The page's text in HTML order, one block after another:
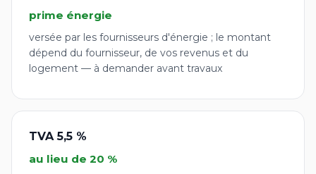
prime énergie
versée par les fournisseurs d'énergie ; le montant
dépend du fournisseur, de vos revenus et du
logement — à demander avant travaux
TVA 5,5 %
au lieu de 20 %